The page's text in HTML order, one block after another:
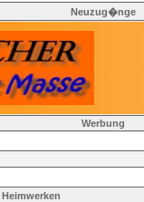
Neuzug�nge
Werbung
Heimwerken